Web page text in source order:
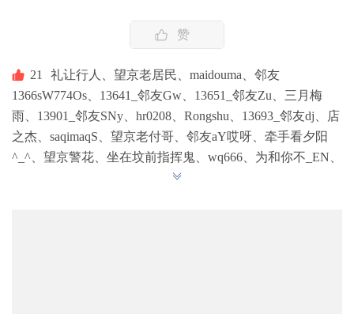
赞
21 礼让行人、 望京老居民、 maidouma、 邻友
1366sW774Os、 13641_邻友Gw、 13651_邻友Zu、 三月梅
雨、 13901_邻友SNy、 hr0208、 Rongshu、 13693_邻友dj、
店
之杰、 saqimaqS、 望京老付哥、 邻友aY哎呀、 牵手看夕阳
^_^、 望京警花、 坐在坟前指挥鬼、 wq666、 为和你不_EN、